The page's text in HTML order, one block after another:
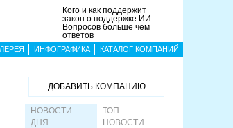
Кого и как поддержит
закон о поддержке ИИ.
Вопросов больше чем
ответов
ИНФОГРАФИКА КАТАЛОГ КОМПАНИЙ
ДОБАВИТЬ КОМПАНИЮ
НОВОСТИ
ДНЯ
ТОП-
НОВОСТИ